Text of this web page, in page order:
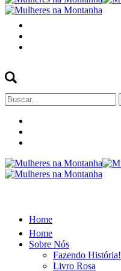
Buscar
por:
Home
Home
Sobre Nós
Fazendo História!
Livro Rosa